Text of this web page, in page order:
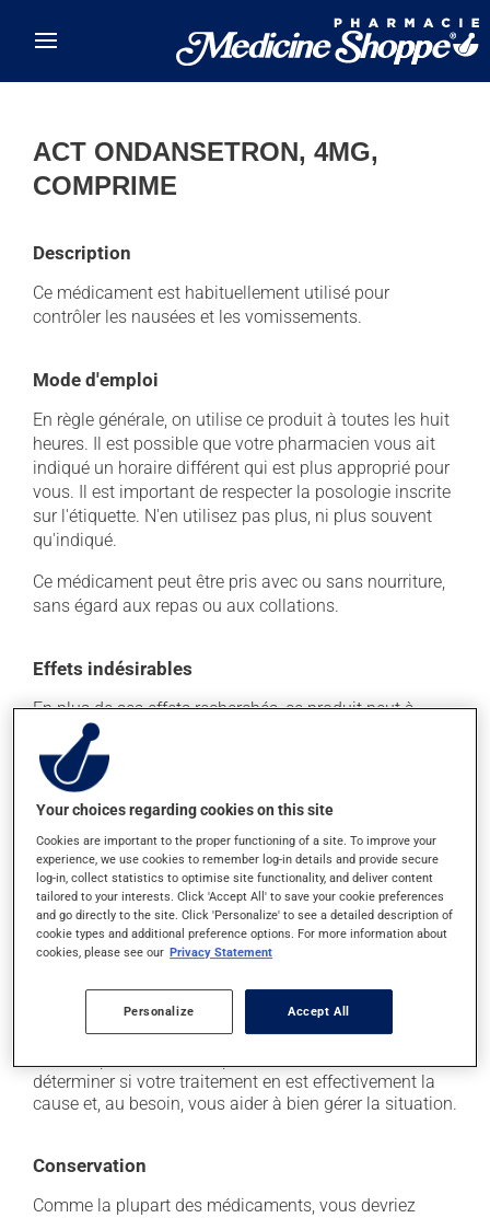
ACT ONDANSETRON, 4MG,
COMPRIME
Description
Ce médicament est habituellement utilisé pour
contrôler les nausées et les vomissements.
Mode d'emploi
En règle générale, on utilise ce produit à toutes les huit
heures. Il est possible que votre pharmacien vous ait
indiqué un horaire différent qui est plus approprié pour
vous. Il est important de respecter la posologie inscrite
sur l'étiquette. N'en utilisez pas plus, ni plus souvent
qu'indiqué.
Ce médicament peut être pris avec ou sans nourriture,
sans égard aux repas ou aux collations.
Effets indésirables
En plus de ses effets recherchés, ce produit peut à
l'occasion entraîner certains effets indésirables (effets
secondaires), notamment :
il peut causer des maux de tête;
de la constipation, selon la sensibilité de chacun;
il peut causer une fatigue inhabituelle;
il peut causer des étourdissements ou vous endormir
- soyez prudent avant de prendre le volant.
traitement. Si vous croyez que ce produit est la cause
d'un problème qui vous incommode, qu'il soit
mentionné ici ou non, discutez-en avec votre médecin
déterminer si votre traitement en est effectivement la
cause et, au besoin, vous aider à bien gérer la situation.
Conservation
Comme la plupart des médicaments, vous devriez
Your choices regarding cookies on this site
Cookies are important to the proper functioning of a site. To improve your
experience, we use cookies to remember log-in details and provide secure
log-in, collect statistics to optimise site functionality, and deliver content
tailored to your interests. Click 'Accept All' to save your cookie preferences
and go directly to the site. Click 'Personalize' to see a detailed description of
cookie types and additional preference options. For more information about
cookies, please see our Privacy Statement
Personalize Accept All